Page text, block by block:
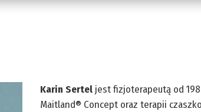
Karin Serteljest fizjoterapeutą od
Maitland® Concept oraz terapii